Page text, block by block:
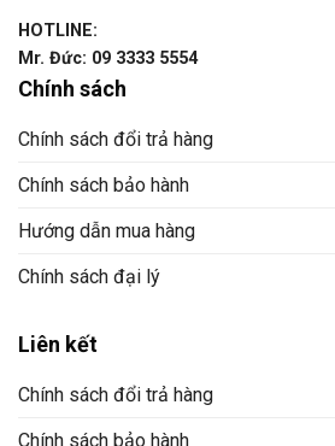
HOTLINE:
Mr. Đức: 09 3333 5554
Chính sách
Chính sách đổi trả hàng
Chính sách bảo hành
Hướng dẫn mua hàng
Chính sách đại lý
Liên kết
Chính sách đổi trả hàng
Chính sách bảo hành